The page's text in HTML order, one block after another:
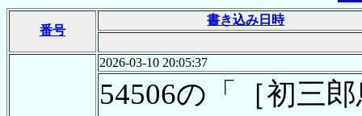
番号
書き込み日時
2026-03-10 20:05:37
54506の「［初三